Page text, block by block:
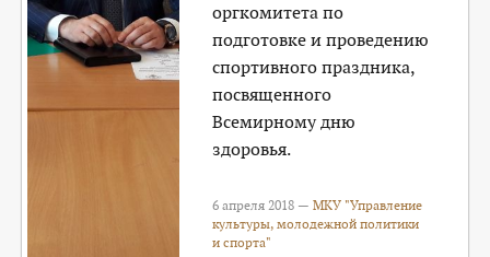
оргкомитета по
подготовке и проведению
спортивного праздника,
посвященного
Всемирному дню
здоровья.
6 апреля 2018 —МКУ "Управление
культуры, молодежной политики
и спорта"